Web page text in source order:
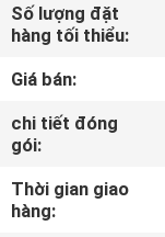
CHUYẾN
THAM
QUAN
NHÀ
MÁY
Số lượng đặt
hàng tối thiểu:
Giá bán:
chi tiết đóng
gói:
Thời gian giao
hàng: